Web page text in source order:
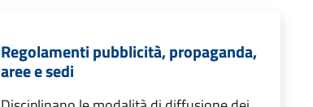
Regolamenti pubblicità, propaganda,
aree e sedi